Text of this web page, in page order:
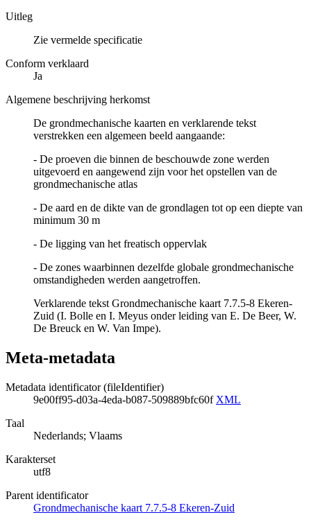
Uitleg
Zie vermelde specificatie
Conform verklaard
Ja
Algemene beschrijving herkomst
De grondmechanische kaarten en verklarende tekst
verstrekken een algemeen beeld aangaande:
- De proeven die binnen de beschouwde zone werden
uitgevoerd en aangewend zijn voor het opstellen van de
grondmechanische atlas
- De aard en de dikte van de grondlagen tot op een diepte van
minimum 30 m
- De ligging van het freatisch oppervlak
- De zones waarbinnen dezelfde globale grondmechanische
omstandigheden werden aangetroffen.
Verklarende tekst Grondmechanische kaart 7.7.5-8 Ekeren-
Zuid (I. Bolle en I. Meyus onder leiding van E. De Beer, W.
De Breuck en W. Van Impe).
Meta-metadata
Metadata identificator (fileIdentifier)
9e00ff95-d03a-4eda-b087-509889bfc60f XML
Taal
Nederlands; Vlaams
Karakterset
utf8
Parent identificator
Grondmechanische kaart 7.7.5-8 Ekeren-Zuid